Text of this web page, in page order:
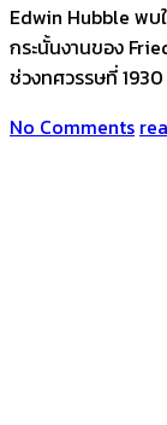
Edwin Hubble พบ
กระนั้นงานของ
ช่วงทศวรรษที่
No Comments